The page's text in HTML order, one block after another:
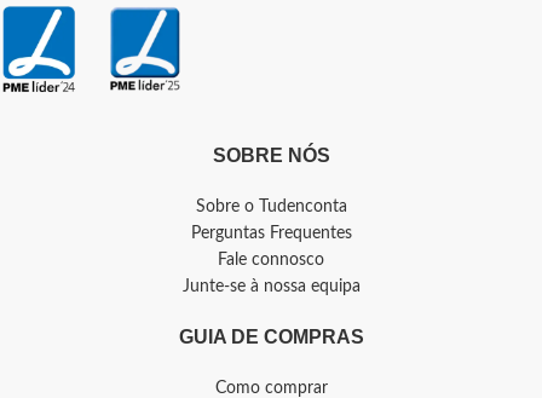
SOBRE NÓS
Sobre o Tudenconta
Perguntas Frequentes
Fale connosco
Junte-se à nossa equipa
GUIA DE COMPRAS
Como comprar